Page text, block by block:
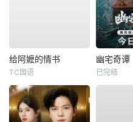
给阿嬷的情书
TC国语
幽宅奇谭
已完结